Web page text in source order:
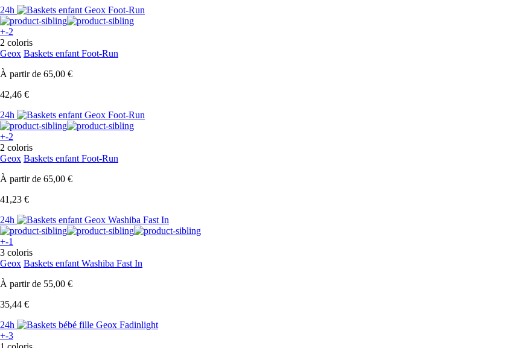
24h
+-2
2 coloris
Geox Baskets enfant Foot-Run
À partir de 65,00 €
42,46 €
24h
+-2
2 coloris
Geox Baskets enfant Foot-Run
À partir de 65,00 €
41,23 €
24h
+-1
3 coloris
Geox Baskets enfant Washiba Fast In
À partir de 55,00 €
35,44 €
24h
+-3